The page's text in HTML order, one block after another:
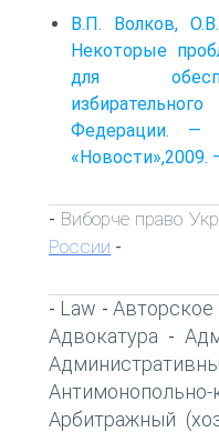
В.П. Волков,
Некоторые
для
Федерации. —
«Новости»,2009.
- Виборче право
России -
- Law - Авторское
Адвокатура -
Арбитражный